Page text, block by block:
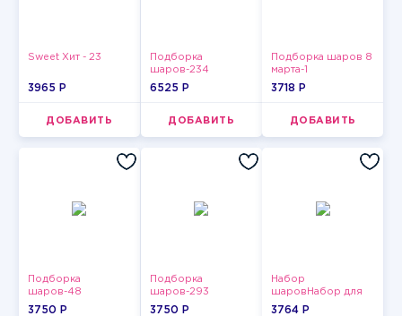
Sweet Хит - 23
3965 P
ДОБАВИТЬ
Подборка
шаров-234
6525 P
ДОБАВИТЬ
Подборка шаров 8
марта-1
3718 P
ДОБАВИТЬ
Подборка
шаров-48
3750 P
Подборка
шаров-293
3750 P
Набор
шаровНабор для
мужчин
3764 P